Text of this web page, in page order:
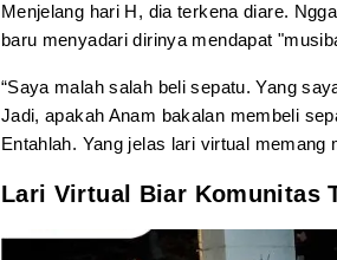
Menjelang hari H, dia terkena diare.
baru menyadari dirinya mendapat
“Saya malah salah beli sepatu. Yang
Jadi, apakah Anam bakalan membeli
Entahlah. Yang jelas lari virtual memang
Lari Virtual Biar Komunitas